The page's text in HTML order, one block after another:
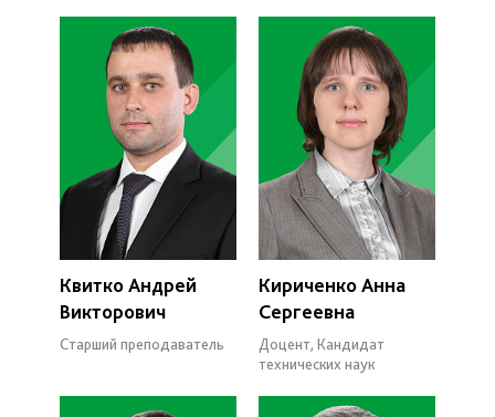
Квитко Андрей
Викторович
Старший преподаватель
Кириченко Анна
Сергеевна
Доцент, Кандидат
технических наук